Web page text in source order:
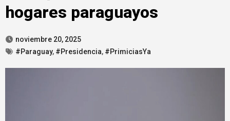
hogares paraguayos
noviembre 20, 2025
#Paraguay, #Presidencia, #PrimiciasYa